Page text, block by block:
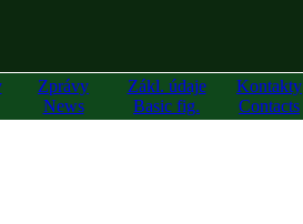
Zprávy
News
Zákl. údaje
Basic fig.
Kontakty
Contacts